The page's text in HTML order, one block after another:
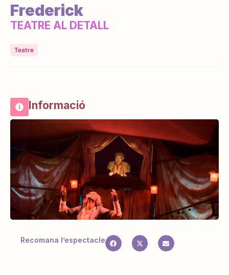
Frederick
TEATRE AL DETALL
Teatre
Informació
Recomana l’espectacle